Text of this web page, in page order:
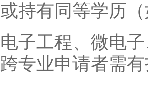
或持有同等学历
电子工程、微电
跨专业申请者需